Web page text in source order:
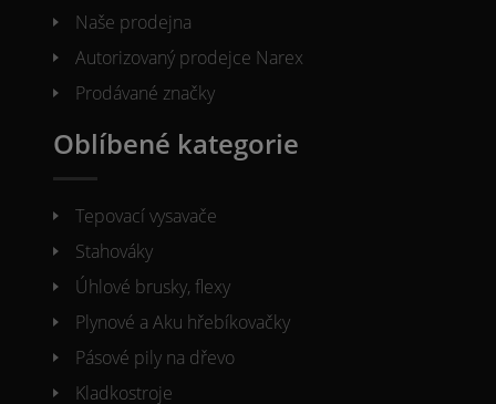
Naše prodejna
Autorizovaný prodejce Narex
Prodávané značky
Oblíbené kategorie
Tepovací vysavače
Stahováky
Úhlové brusky, flexy
Plynové a Aku hřebíkovačky
Pásové pily na dřevo
Kladkostroje